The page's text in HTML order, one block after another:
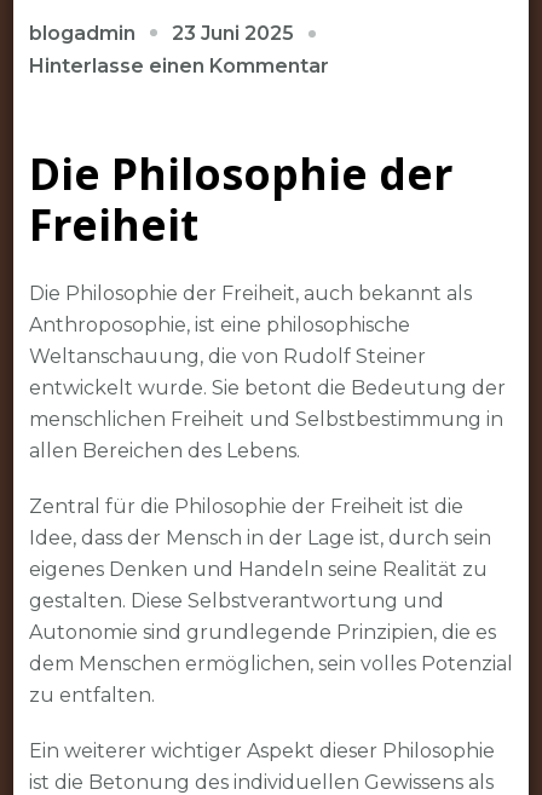
blogadmin
23 Juni 2025
Hinterlasse einen Kommentarzu
der
Freiheit:
Autonomie
in
allen
Lebensbereichen
Die Philosophie der
Freiheit
Die Philosophie der Freiheit, auch bekannt als
Anthroposophie, ist eine philosophische
Weltanschauung, die von Rudolf Steiner
entwickelt wurde. Sie betont die Bedeutung der
menschlichen Freiheit und Selbstbestimmung in
allen Bereichen des Lebens.
Zentral für die Philosophie der Freiheit ist die
Idee, dass der Mensch in der Lage ist, durch sein
eigenes Denken und Handeln seine Realität zu
gestalten. Diese Selbstverantwortung und
Autonomie sind grundlegende Prinzipien, die es
dem Menschen ermöglichen, sein volles Potenzial
zu entfalten.
Ein weiterer wichtiger Aspekt dieser Philosophie
ist die Betonung des individuellen Gewissens als